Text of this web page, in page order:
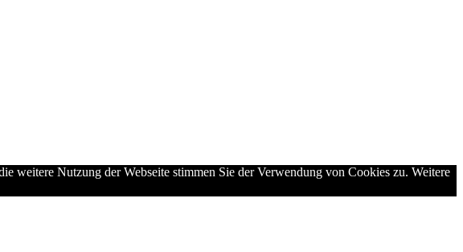
weitere Nutzung der Webseite stimmen Sie der Verwendung von Cookies zu. Weitere